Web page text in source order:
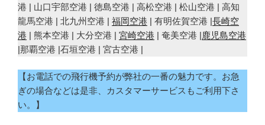
港 | 山口宇部空港 | 徳島空港 | 高松空港 | 松山空港 | 高知
龍馬空港 | 北九州空港 | 福岡空港 | 有明佐賀空港 |長崎空
港 | 熊本空港 | 大分空港 | 宮崎空港 | 奄美空港 |鹿児島空港
|那覇空港 |石垣空港 | 宮古空港 |
【お電話での飛行機予約が弊社の一番の魅力です。お急
ぎの場合などは是非、カスタマーサービスもご利用下さ
い。】